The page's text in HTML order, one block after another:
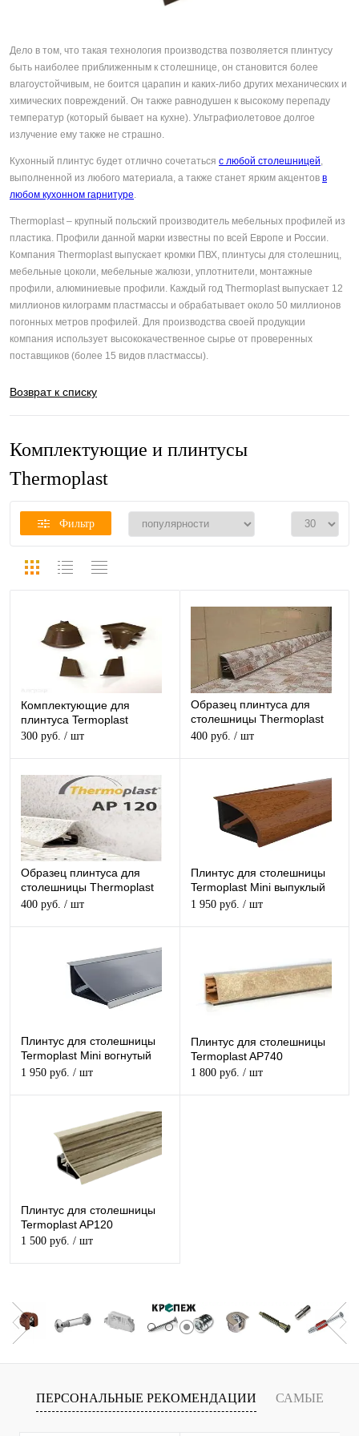
Дело в том, что такая технология производства позволяется плинтусу
быть наиболее приближенным к столешнице, он становится более
влагоустойчивым, не боится царапин и каких-либо других механических и
химических повреждений. Он также равнодушен к высокому перепаду
температур (который бывает на кухне). Ультрафиолетовое долгое
излучение ему также не страшно.
Кухонный плинтус будет отлично сочетаться с любой столешницей,
выполненной из любого материала, а также станет ярким акцентов в
любом кухонном гарнитуре.
Thermoplast – крупный польский производитель мебельных профилей из
пластика. Профили данной марки известны по всей Европе и России.
Компания Thermoplast выпускает кромки ПВХ, плинтусы для столешниц,
мебельные цоколи, мебельные жалюзи, уплотнители, монтажные
профили, алюминиевые профили. Каждый год Thermoplast выпускает 12
миллионов килограмм пластмассы и обрабатывает около 50 миллионов
погонных метров профилей. Для производства своей продукции
компания использует высококачественное сырье от проверенных
поставщиков (более 15 видов пластмассы).
Возврат к списку
Комплектующие и плинтусы
Thermoplast
Фильтр
Комплектующие для
плинтуса Termoplast
300 руб. / шт
Образец плинтуса для
столешницы Thermoplast
AP740
400 руб. / шт
Образец плинтуса для
столешницы Thermoplast
AP120
400 руб. / шт
Плинтус для столешницы
Termoplast Mini выпуклый
AP495
1 950 руб. / шт
Плинтус для столешницы
Termoplast Mini вогнутый
AP494
1 950 руб. / шт
Плинтус для столешницы
Termoplast AP740
1 800 руб. / шт
Плинтус для столешницы
Termoplast AP120
1 500 руб. / шт
ПЕРСОНАЛЬНЫЕ РЕКОМЕНДАЦИИ САМЫЕ